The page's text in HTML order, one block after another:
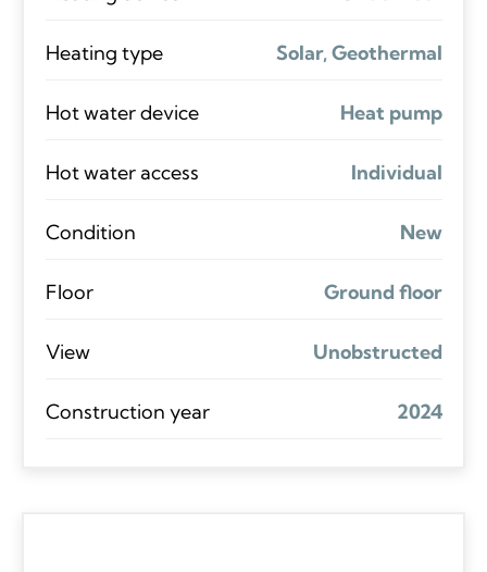
Heating type Solar, Geothermal
Hot water device Heat pump
Hot water access Individual
Condition New
Floor Ground floor
View Unobstructed
Construction year 2024